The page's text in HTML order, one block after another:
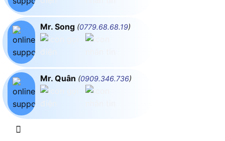
Mr. Song (0779.68.68.19)
Mr. Quân (0909.346.736)